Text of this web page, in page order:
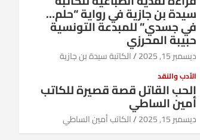
سيدة بن جازية في رواية “حلم…
في جسدي” للمبدعة التونسية
حبيبة المحرزي
ديسمبر 15, 2025 الكاتبة سيدة بن جازية
الأدب والنقد
الحب القاتل قصة قصيرة للكاتب
أمين الساطي
ديسمبر 15, 2025 الكاتب أمين الساطي